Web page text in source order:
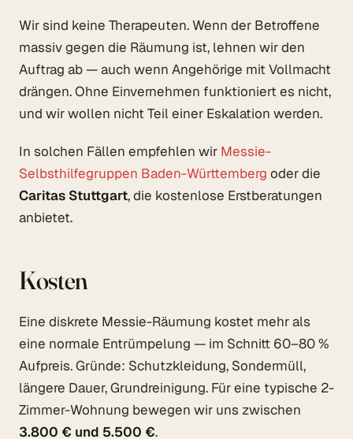
Wir sind keine Therapeuten. Wenn der Betroffene
massiv gegen die Räumung ist, lehnen wir den
Auftrag ab — auch wenn Angehörige mit Vollmacht
drängen. Ohne Einvernehmen funktioniert es nicht,
und wir wollen nicht Teil einer Eskalation werden.
In solchen Fällen empfehlen wir Messie-
Selbsthilfegruppen Baden-Württemberg oder die
Caritas Stuttgart, die kostenlose Erstberatungen
anbietet.
Kosten
Eine diskrete Messie-Räumung kostet mehr als
eine normale Entrümpelung — im Schnitt 60–80 %
Aufpreis. Gründe: Schutzkleidung, Sondermüll,
längere Dauer, Grundreinigung. Für eine typische 2-
Zimmer-Wohnung bewegen wir uns zwischen
3.800 € und 5.500 €.